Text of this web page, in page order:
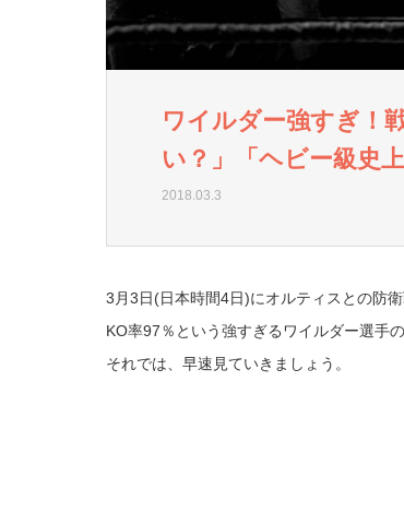
ワイルダー強すぎ！
い？」「ヘビー級史上
2018.03.3
3月3日(日本時間4日)にオルティスとの防
KO率97％という強すぎるワイルダー選手
それでは、早速見ていきましょう。